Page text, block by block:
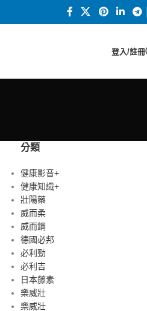
登入/註冊
分類
健康影音+
健康知識+
壯陽藥
威而柔
威而鋼
德國必邦
必利勁
必利吉
日本藤素
樂威壯
樂威壯